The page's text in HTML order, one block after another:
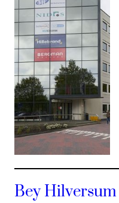
Bey Hilversum